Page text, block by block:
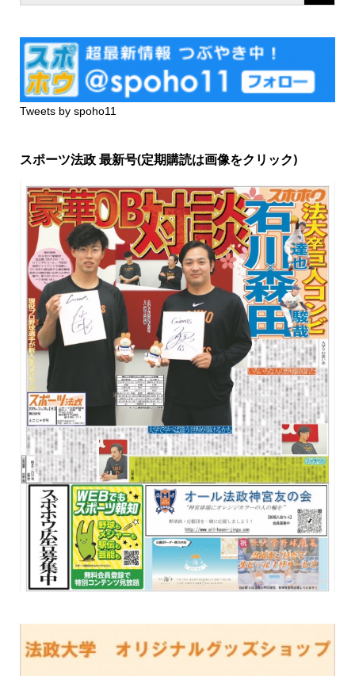
Tweets by spoho11
スポーツ法政 最新号(定期購読は画像をクリック)